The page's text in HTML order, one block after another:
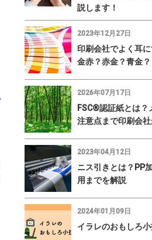
説します！
2023年12月27日
印刷会社でよく耳
金赤？赤金？青金？
2026年07月17日
FSC®認証紙とは？
注意点まで印刷会
2023年04月12日
ニス引きとは？PP
用までを解説
2024年01月09日
イラレのおもしろ